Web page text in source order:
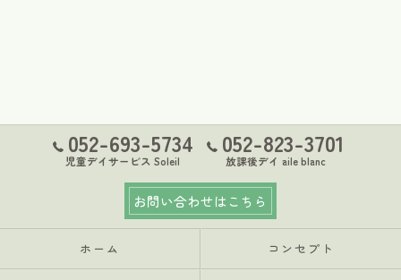
052-693-5734
児童デイサービス Soleil
052-823-3701
放課後デイ aile blanc
お問い合わせはこちら
ホーム コンセプト